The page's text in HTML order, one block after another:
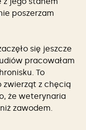
poszerzam
się jeszcze
pracowałam
To
zwierząt z chęcią
że weterynaria
zawodem.